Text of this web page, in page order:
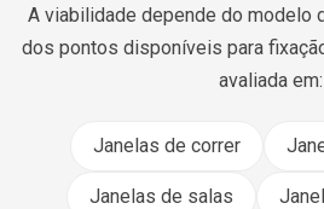
A viabilidade depende do modelo
dos pontos disponíveis para
avaliada em:
Janelas de correr
Janelas de salas